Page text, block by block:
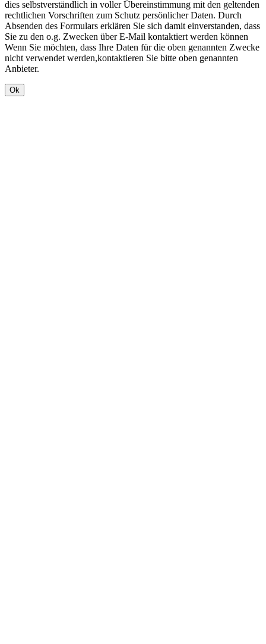
dies selbstverständlich in voller Übereinstimmung mit den geltenden
rechtlichen Vorschriften zum Schutz persönlicher Daten. Durch
Absenden des Formulars erklären Sie sich damit einverstanden, dass
Sie zu den o.g. Zwecken über E-Mail kontaktiert werden können
Wenn Sie möchten, dass Ihre Daten für die oben genannten Zwecke
nicht verwendet werden,kontaktieren Sie bitte oben genannten
Anbieter.
Ok